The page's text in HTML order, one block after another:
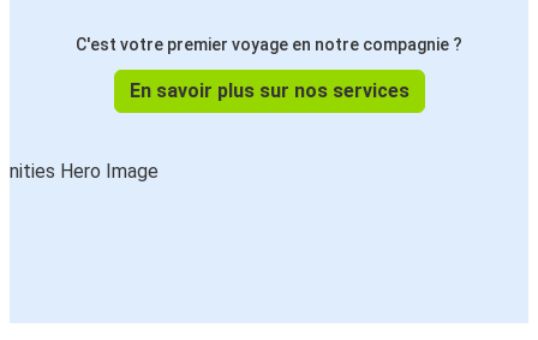
C'est votre premier voyage en notre compagnie ?
En savoir plus sur nos services